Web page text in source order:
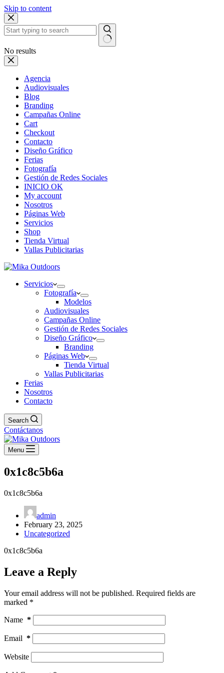
Skip to content
No results
Agencia
Audiovisuales
Blog
Branding
Campañas Online
Cart
Checkout
Contacto
Diseño Gráfico
Ferias
Fotografía
Gestión de Redes Sociales
INICIO OK
My account
Nosotros
Páginas Web
Servicios
Shop
Tienda Virtual
Vallas Publicitarias
Servicios
Fotografía
Modelos
Audiovisuales
Campañas Online
Gestión de Redes Sociales
Diseño Gráfico
Branding
Páginas Web
Tienda Virtual
Vallas Publicitarias
Ferias
Nosotros
Contacto
Search
Contáctanos
Menu
0x1c8c5b6a
0x1c8c5b6a
admin
February 23, 2025
Uncategorized
0x1c8c5b6a
Leave a Reply
Your email address will not be published. Required fields are
marked *
Name *
Email *
Website